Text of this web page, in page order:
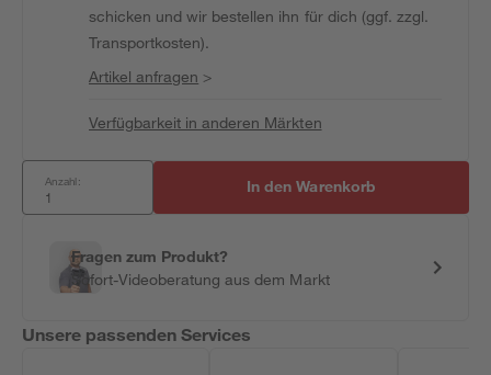
schicken und wir bestellen ihn für dich (ggf. zzgl.
Transportkosten).
Artikel anfragen >
Verfügbarkeit in anderen Märkten
Anzahl: In den Warenkorb
Fragen zum Produkt?
Sofort-Videoberatung aus dem Markt
Unsere passenden Services